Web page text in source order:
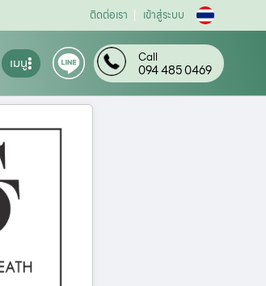
ติดต่อเรา เข้าสู่ระบบ
เมนู Call
094 485 0469